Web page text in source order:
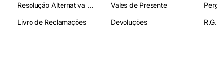
Resolução Alternativa de Litígios
Livro de Reclamações
Vales de Presente
Devoluções